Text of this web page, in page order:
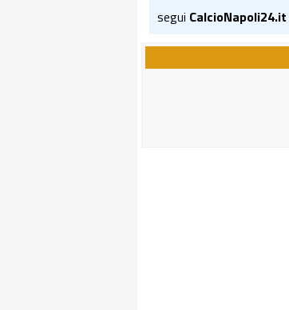
segui CalcioNapoli24.it